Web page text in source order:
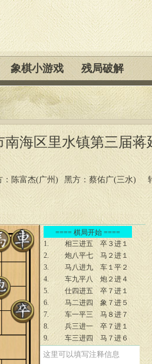
象棋小游戏 残局破解
南海区里水镇第三届蒋
：陈富杰(广州) 黑方：蔡佑广(三水)
==== 棋局开始 ====
1.
相三进五
卒３进１
2.
炮八平七
马２进１
3.
马八进九
车１平２
4.
车九平八
炮２进４
5.
仕四进五
卒７进１
6.
马二进四
象７进５
7.
车一平三
马８进７
8.
兵三进一
卒７进１
9.
车三进四
马７进６
10.
兵七进一
卒３进１
这里可以填写注释信息